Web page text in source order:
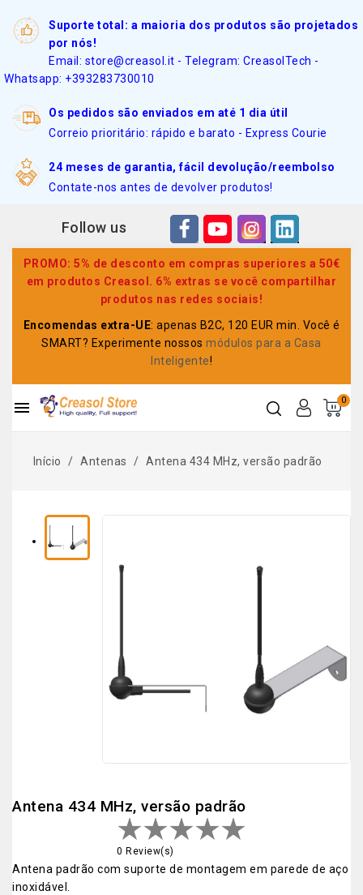
Suporte total: a maioria dos produtos são projetados
por nós!
Email: store@creasol.it - Telegram: CreasolTech -
Whatsapp: +393283730010
Os pedidos são enviados em até 1 dia útil
Correio prioritário: rápido e barato - Express Courie
24 meses de garantia, fácil devolução/reembolso
Contate-nos antes de devolver produtos!
Follow us
PROMO: 5% de desconto em compras superiores a 50€
em produtos Creasol. 6% extras se você compartilhar
produtos nas redes sociais!
Encomendas extra-UE: apenas B2C, 120 EUR min. Você é
SMART? Experimente nossosmódulos para a Casa
Inteligente!
0

Início Antenas Antena 434 MHz, versão padrão
Antena 434 MHz, versão padrão
0 Review(s)
Antena padrão com suporte de montagem em parede de aço
inoxidável.